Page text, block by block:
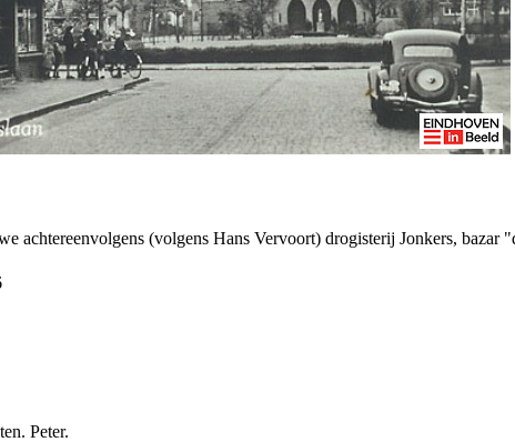
achtereenvolgens (volgens Hans Vervoort) drogisterij Jonkers,
Peter.